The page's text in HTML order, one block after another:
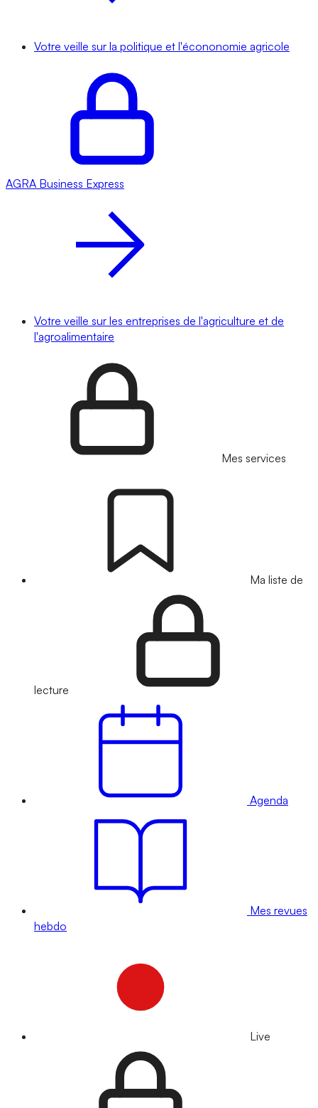
Votre veille sur la politique et l'écononomie agricole
AGRA Business Express
Votre veille sur les entreprises de l'agriculture et de
l'agroalimentaire
Mes services
Ma liste de
lecture
Agenda
Mes revues
hebdo
Live